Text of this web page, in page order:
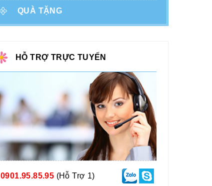
QUÀ TẶNG
HỖ TRỢ TRỰC TUYẾN
0901.95.85.95 (Hỗ Trợ 1)